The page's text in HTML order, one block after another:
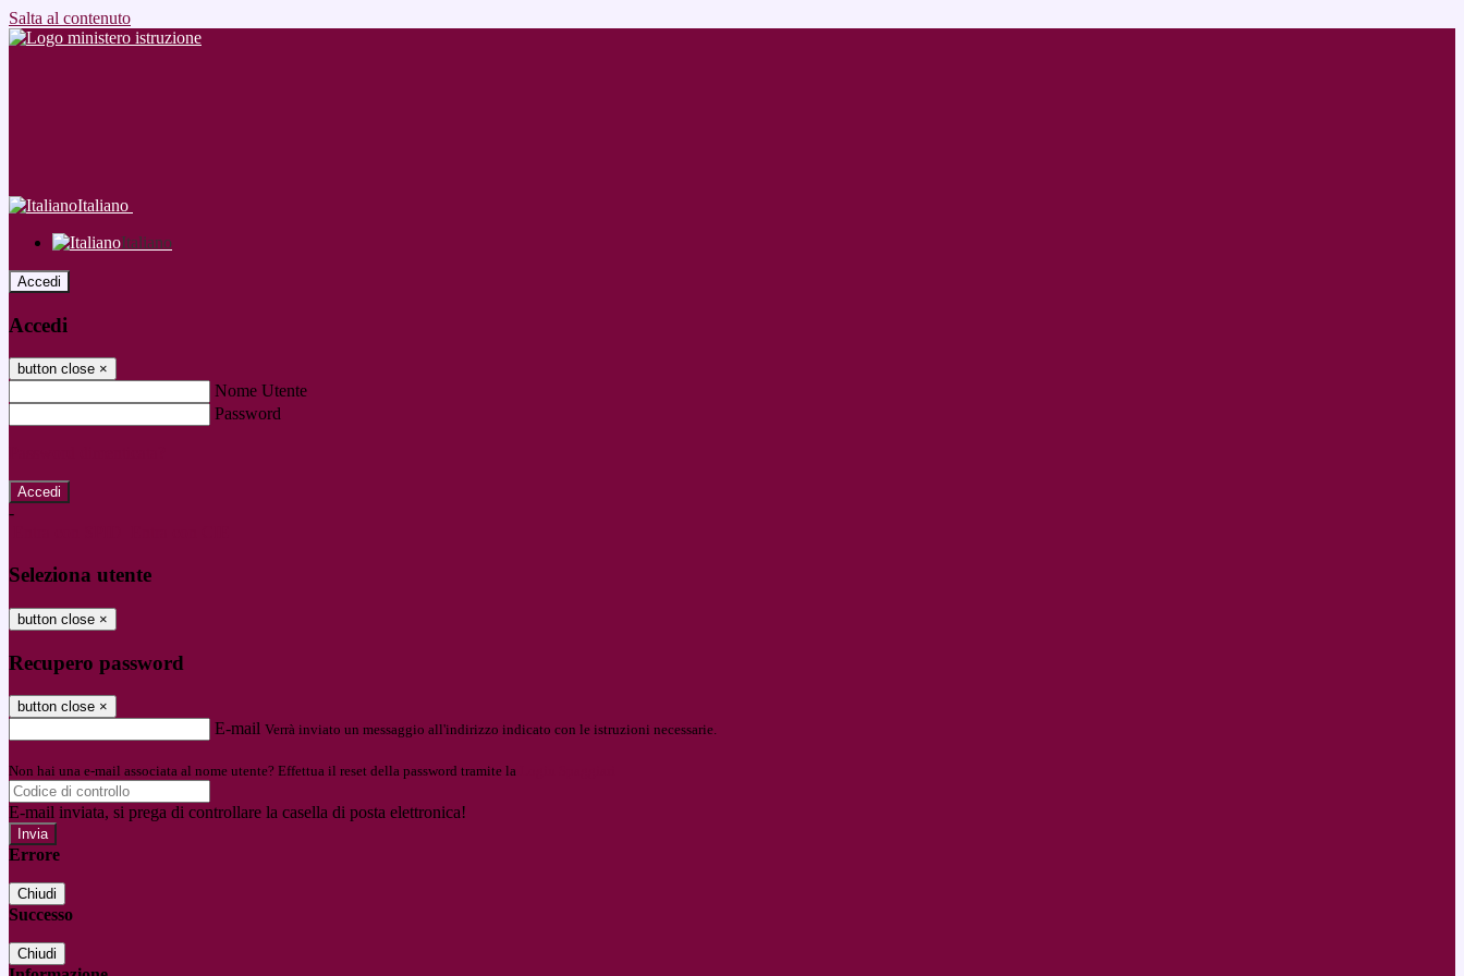
Salta al contenuto
Italiano
Italiano
Accedi
Accedi
button close ×
Nome Utente
Password
-
Seleziona utente
button close ×
Recupero password
button close ×
E-mail Verrà inviato un messaggio all'indirizzo indicato con le istruzioni necessarie.
Non hai una e-mail associata al nome utente? Effettua il reset della password tramite la
E-mail inviata, si prega di controllare la casella di posta elettronica!
Errore
Chiudi
Successo
Chiudi